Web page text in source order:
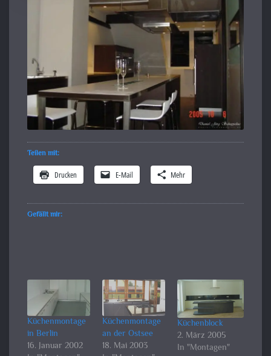
Teilen mit:
Drucken E-Mail Mehr
Gefällt mir:
Küchenmontage
in Berlin
16. Januar 2002
Küchenmontage
an der Ostsee
18. Mai 2003
Küchenblock
2. März 2005
In "Montagen"